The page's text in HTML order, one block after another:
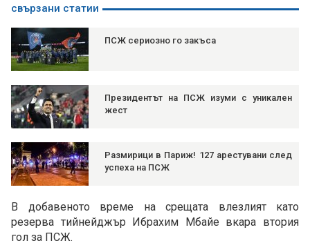
свързани статии
ПСЖ сериозно го закъса
Президентът на ПСЖ изуми с уникален
жест
Размирици в Париж! 127 арестувани след
успеха на ПСЖ
В добавеното време на срещата влезлият като
резерва тийнейджър Ибрахим Мбайе вкара втория
гол за ПСЖ.